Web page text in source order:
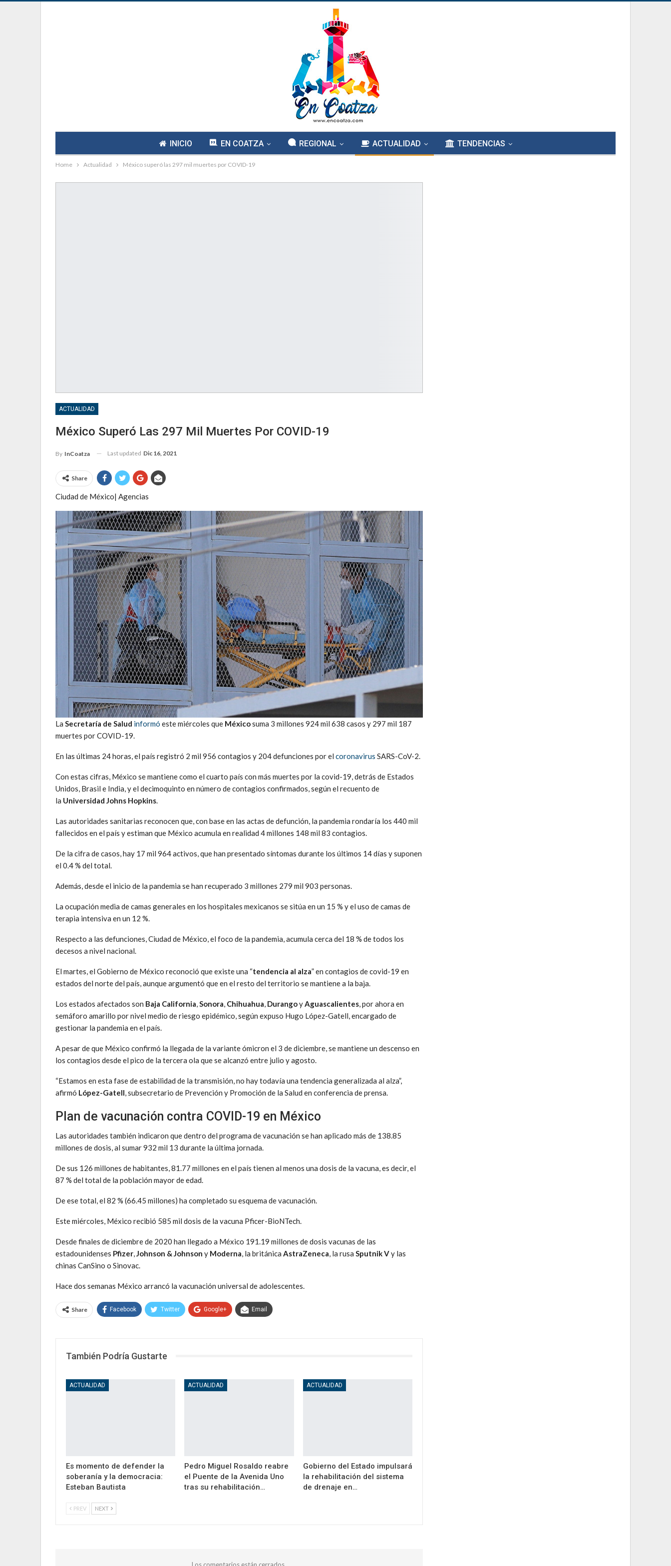
INICIO EN COATZA REGIONAL ACTUALIDAD TENDENCIAS
Home Actualidad México superó las 297 mil muertes por COVID-19
ACTUALIDAD
México Superó Las 297 Mil Muertes Por COVID-19
By InCoatza Last updated Dic 16, 2021
Share
Ciudad de México| Agencias
La Secretaría de Salud informó este miércoles que Méxicosuma 3 millones 924 mil 638 casos y 297 mil 187
muertes por COVID-19.
En las últimas 24 horas, el país registró 2 mil 956 contagios y 204 defunciones por el coronavirus SARS-CoV-2.
Con estas cifras, México se mantiene como el cuarto país con más muertes por la covid-19, detrás de Estados
Unidos, Brasil e India, y el decimoquinto en número de contagios confirmados, según el recuento de
la Universidad Johns Hopkins.
Las autoridades sanitarias reconocen que, con base en las actas de defunción, la pandemia rondaría los 440 mil
fallecidos en el país y estiman que México acumula en realidad 4 millones 148 mil 83 contagios.
De la cifra de casos, hay 17 mil 964 activos, que han presentado síntomas durante los últimos 14 días y suponen
el 0.4 % del total.
Además, desde el inicio de la pandemia se han recuperado 3 millones 279 mil 903 personas.
La ocupación media de camas generales en los hospitales mexicanos se sitúa en un 15 % y el uso de camas de
terapia intensiva en un 12 %.
Respecto a las defunciones, Ciudad de México, el foco de la pandemia, acumula cerca del 18 % de todos los
decesos a nivel nacional.
El martes, el Gobierno de México reconoció que existe una “tendencia al alza” en contagios de covid-19 en
estados del norte del país, aunque argumentó que en el resto del territorio se mantiene a la baja.
Los estados afectados son Baja California,Sonora, Chihuahua, DurangoyAguascalientes, por ahora en
semáforo amarillo por nivel medio de riesgo epidémico, según expuso Hugo López-Gatell, encargado de
gestionar la pandemia en el país.
A pesar de que México confirmó la llegada de la variante ómicron el 3 de diciembre, se mantiene un descenso en
los contagios desde el pico de la tercera ola que se alcanzó entre julio y agosto.
“Estamos en esta fase de estabilidad de la transmisión, no hay todavía una tendencia generalizada al alza”,
afirmó López-Gatell, subsecretario de Prevención y Promoción de la Salud en conferencia de prensa.
Plan de vacunación contra COVID-19 en México
Las autoridades también indicaron que dentro del programa de vacunación se han aplicado más de 138.85
millones de dosis, al sumar 932 mil 13 durante la última jornada.
De sus 126 millones de habitantes, 81.77 millones en el país tienen al menos una dosis de la vacuna, es decir, el
87 % del total de la población mayor de edad.
De ese total, el 82 % (66.45 millones) ha completado su esquema de vacunación.
Este miércoles, México recibió 585 mil dosis de la vacuna Pficer-BioNTech.
Desde finales de diciembre de 2020 han llegado a México 191.19 millones de dosis vacunas de las
estadounidenses Pfizer,Johnson & Johnson y Moderna, la británica AstraZeneca, la rusa Sputnik Vy las
chinas CanSino o Sinovac.
Hace dos semanas México arrancó la vacunación universal de adolescentes.
Share Facebook Twitter Google+ Email
También Podría Gustarte
ACTUALIDAD
Es momento de defender la
soberanía y la democracia:
Esteban Bautista
ACTUALIDAD
Pedro Miguel Rosaldo reabre
el Puente de la Avenida Uno
tras su rehabilitación…
ACTUALIDAD
Gobierno del Estado impulsará
la rehabilitación del sistema
de drenaje en…
PREV NEXT